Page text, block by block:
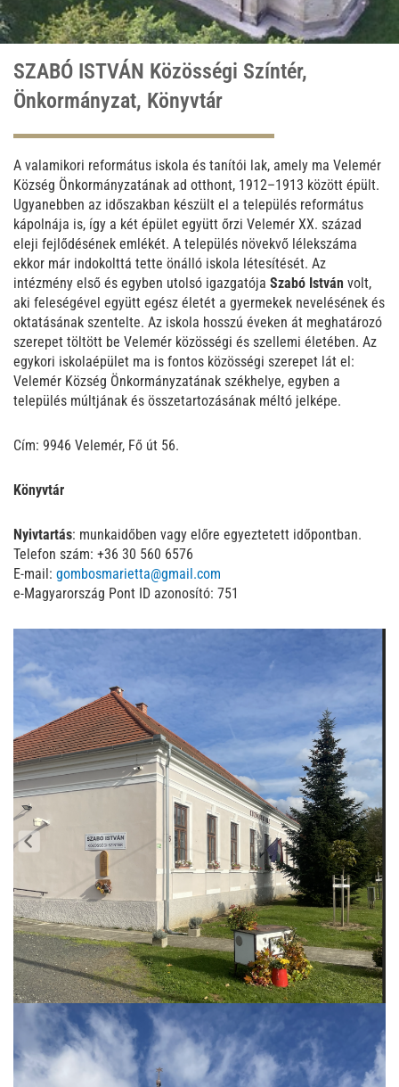
SZABÓ ISTVÁN Közösségi Színtér,
Önkormányzat, Könyvtár
A valamikori református iskola és tanítói lak, amely ma Velemér
Község Önkormányzatának ad otthont, 1912–1913 között épült.
Ugyanebben az időszakban készült el a település református
kápolnája is, így a két épület együtt őrzi Velemér XX. század
eleji fejlődésének emlékét. A település növekvő lélekszáma
ekkor már indokolttá tette önálló iskola létesítését. Az
intézmény első és egyben utolsó igazgatója Szabó István volt,
aki feleségével együtt egész életét a gyermekek nevelésének és
oktatásának szentelte. Az iskola hosszú éveken át meghatározó
szerepet töltött be Velemér közösségi és szellemi életében. Az
egykori iskolaépület ma is fontos közösségi szerepet lát el:
Velemér Község Önkormányzatának székhelye, egyben a
település múltjának és összetartozásának méltó jelképe.
Cím: 9946 Velemér, Fő út 56.
Könyvtár
Nyivtartás: munkaidőben vagy előre egyeztetett időpontban.
Telefon szám: +36 30 560 6576
E-mail: gombosmarietta@gmail.com
e-Magyarország Pont ID azonosító: 751